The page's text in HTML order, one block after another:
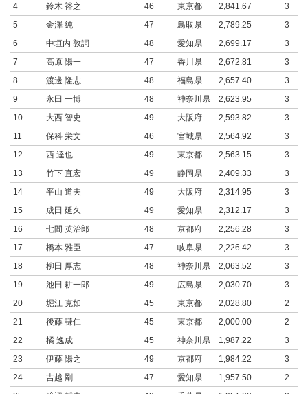
4
鈴木 裕之 46 東京都 2,841.67
3
5
金澤 純 47 鳥取県 2,789.25
3
6
中垣内 敦詞 48 愛知県 2,699.17
3
7
高原 陽一 47 香川県 2,672.81
3
8
渡邊 隆志 48 福島県 2,657.40
3
9
永田 一博 48 神奈川県 2,623.95
3
10
大西 智史 49 大阪府 2,593.82
3
11
保科 栄文 46 宮城県 2,564.92
3
12
西 達也 49 東京都 2,563.15
3
13
竹下 直宏 49 静岡県 2,409.33
3
14
平山 道夫 49 大阪府 2,314.95
3
15
成田 延久 49 愛知県 2,312.17
3
16
七間 英治郎 48 京都府 2,256.28
3
17
橋本 雅臣 47 岐阜県 2,226.42
3
18
柳田 厚志 48 神奈川県 2,063.52
3
19
池田 耕一郎 49 広島県 2,030.70
3
20
堀江 克如 45 東京都 2,028.80
2
21
後藤 謙仁 45 東京都 2,000.00
2
22
橘 逸成 45 神奈川県 1,987.22
3
23
伊藤 陽之 49 京都府 1,984.22
3
24
吉越 剛 47 愛知県 1,957.50
2